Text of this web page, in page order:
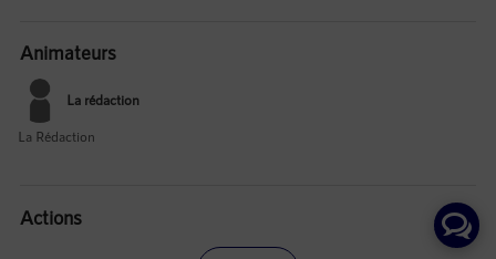
Animateurs
La rédaction
La Rédaction
Actions